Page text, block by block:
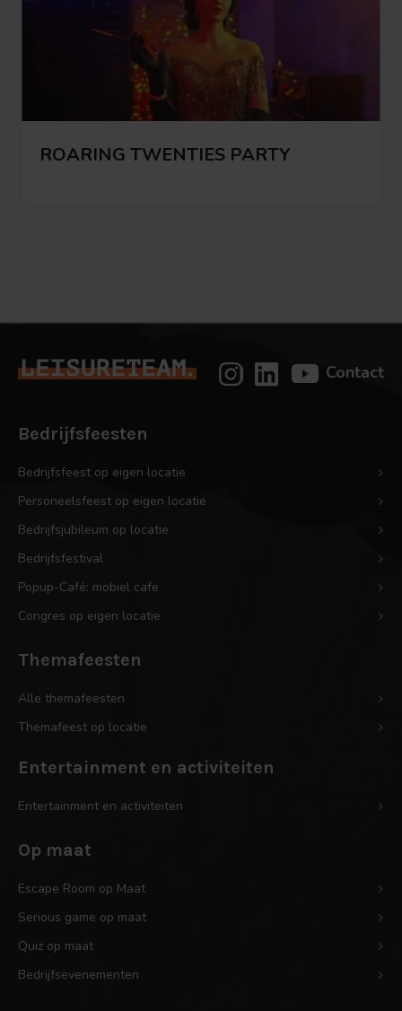
ROARING TWENTIES PARTY
Contact
Bedrijfsfeesten
Bedrijfsfeest op eigen locatie
Personeelsfeest op eigen locatie
Bedrijfsjubileum op locatie
Bedrijfsfestival
Popup-Café: mobiel cafe
Congres op eigen locatie
Themafeesten
Alle themafeesten
Themafeest op locatie
Entertainment en activiteiten
Entertainment en activiteiten
Op maat
Escape Room op Maat
Serious game op maat
Quiz op maat
Bedrijfsevenementen